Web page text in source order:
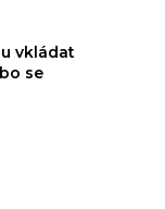
vkládat
se